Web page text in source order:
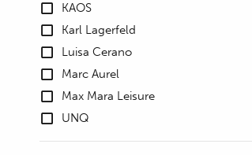
KAOS
Karl Lagerfeld
Luisa Cerano
Marc Aurel
Max Mara Leisure
UNQ